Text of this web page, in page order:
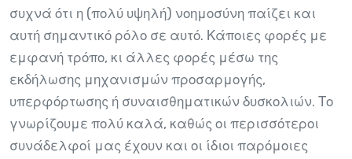
συχνά ότι η (πολύ υψηλή) νοημοσύνη παίζει και
αυτή σημαντικό ρόλο σε αυτό. Κάποιες φορές με
εμφανή τρόπο, κι άλλες φορές μέσω της
εκδήλωσης μηχανισμών προσαρμογής,
υπερφόρτωσης ή συναισθηματικών δυσκολιών. Το
γνωρίζουμε πολύ καλά, καθώς οι περισσότεροι
συνάδελφοί μας έχουν και οι ίδιοι παρόμοιες